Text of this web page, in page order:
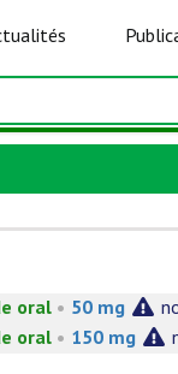
oral• 50 mg
oral• 150 mg